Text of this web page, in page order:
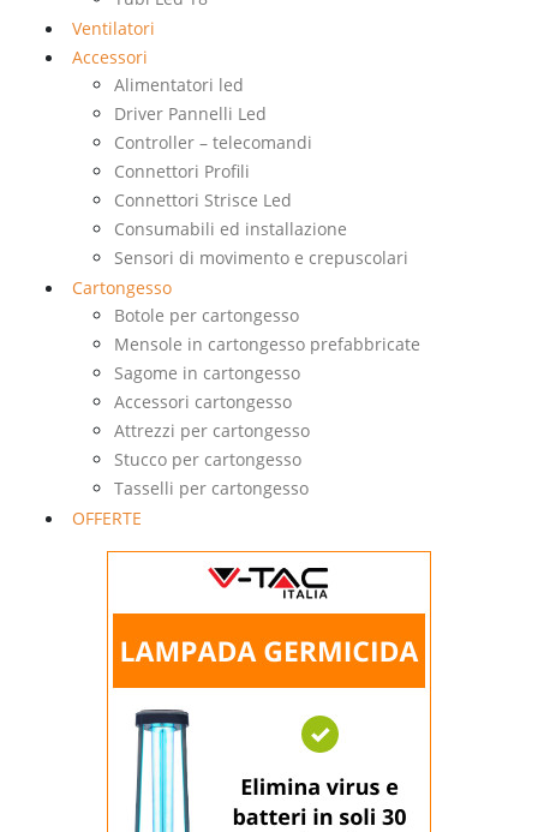
Ventilatori
Accessori
Alimentatori led
Driver Pannelli Led
Controller – telecomandi
Connettori Profili
Connettori Strisce Led
Consumabili ed installazione
Sensori di movimento e crepuscolari
Cartongesso
Botole per cartongesso
Mensole in cartongesso prefabbricate
Sagome in cartongesso
Accessori cartongesso
Attrezzi per cartongesso
Stucco per cartongesso
Tasselli per cartongesso
OFFERTE